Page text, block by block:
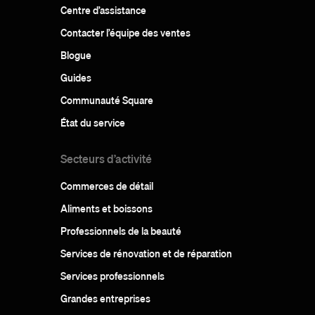
Centre d’assistance
Contacter l’équipe des ventes
Blogue
Guides
Communauté Square
État du service
Secteurs d’activité
Commerces de détail
Aliments et boissons
Professionnels de la beauté
Services de rénovation et de réparation
Services professionnels
Grandes entreprises